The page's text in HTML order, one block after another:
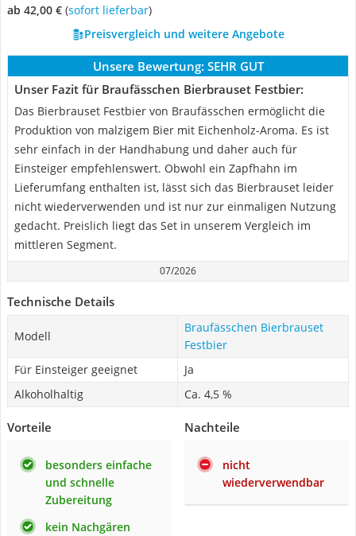
ab 42,00 € ( Sofort lieferbar)
Preisvergleich und weitere Angebote
Unsere Bewertung: SEHR GUT
Unser Fazit für Braufässchen Bierbrauset Festbier:
Das Bierbrauset Festbier von Braufässchen ermöglicht die
Produktion von malzigem Bier mit Eichenholz-Aroma. Es ist
sehr einfach in der Handhabung und daher auch für
Einsteiger empfehlenswert. Obwohl ein Zapfhahn im
Lieferumfang enthalten ist, lässt sich das Bierbrauset leider
nicht wiederverwenden und ist nur zur einmaligen Nutzung
gedacht. Preislich liegt das Set in unserem Vergleich im
mittleren Segment.
07/2026
Technische Details
Modell
Braufässchen Bierbrauset
Festbier
Für Einsteiger geeignet
Ja
Alkoholhaltig
Ca. 4,5 %
Vorteile
besonders einfache
und schnelle
Zubereitung
kein Nachgären
Nachteile
nicht
wiederverwendbar